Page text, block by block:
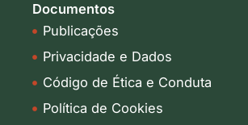
Documentos
Publicações
Privacidade e Dados
Código de Ética e Conduta
Política de Cookies